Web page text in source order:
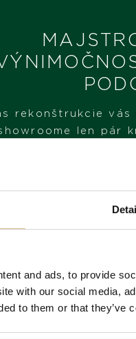
and ads, to provide
with our social media,
to them or that
rekonštrukcie
len pár
NAVŠTÍVTE